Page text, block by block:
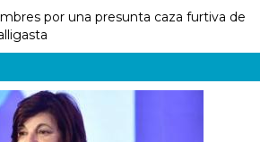
por una presunta caza furtiva de